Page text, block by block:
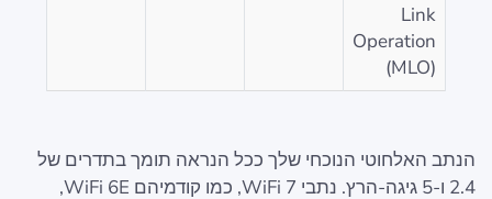
Link
Operation
(MLO)
הנתב האלחוטי הנוכחי שלך ככל הנראה תומך בתדרים של
2.4 ו-5 גיגה-הרץ. נתבי WiFi 7, כמו קודמיהם WiFi 6E,